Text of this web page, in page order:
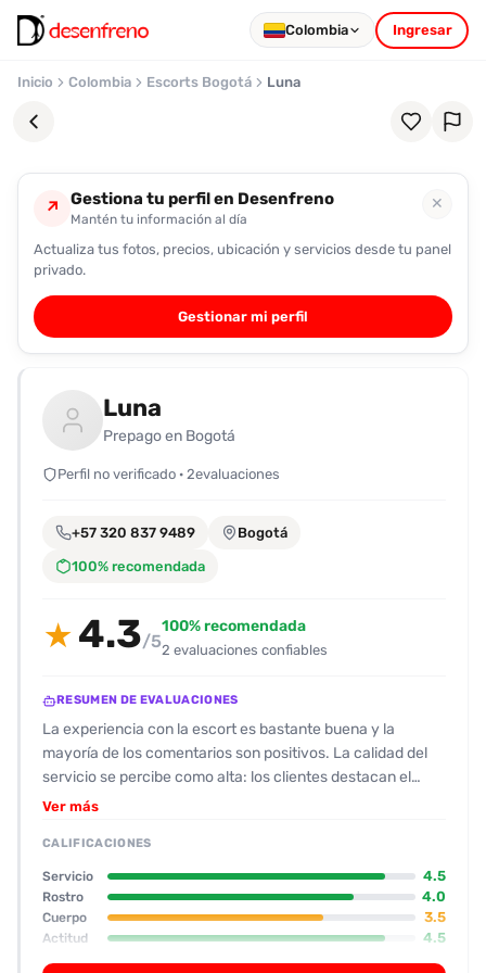
Colombia Ingresar
Inicio Colombia Escorts Bogotá Luna
Favoritos
Pronto
podrás
registrarte
guardar
favoritas
para
fácilmente.
↗ Gestiona tu perfil en Desenfreno
Mantén tu información al día
✕
Actualiza tus fotos, precios, ubicación y servicios desde tu panel
privado.
Gestionar mi perfil
Luna
Prepago en Bogotá
Perfil no verificado · 2evaluaciones
+57 320 837 9489 Bogotá
100% recomendada
★ 4.3/5
100% recomendada
2 evaluaciones confiables
RESUMEN DE EVALUACIONES
La experiencia con la escort es bastante buena y la
mayoría de los comentarios son positivos. La calidad del
servicio se percibe como alta: los clientes destacan el
fuerte desempeño del oral, la atención personalizada y la
a su físico, se describe como curvilínea con una notable
pierna y trasero grande, aunque con un toque de barriga, lo
que le da un 7–8 de valor. Su rostro se aprecia bonito, con
ojos tiernos y labios carnosos, lo que le suma un 8 en la
valoración de la cara. La actitud es cordial y directa; suele
responder rápido y explica sus tarifas sin rodeos, aunque
Ver más
CALIFICACIONES
Servicio 4.5
Rostro 4.0
Cuerpo 3.5
Actitud 4.5